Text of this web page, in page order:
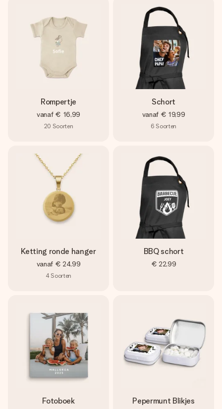
Rompertje
vanaf € 16,99
20 Soorten
Schort
vanaf € 19,99
6 Soorten
Ketting ronde hanger
vanaf € 24,99
4 Soorten
BBQ schort
€ 22,99
Fotoboek Pepermunt Blikjes